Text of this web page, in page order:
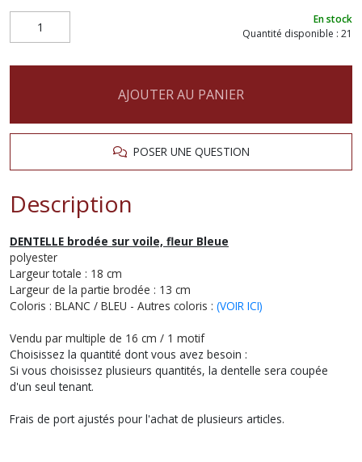
En stock
Quantité disponible : 21
AJOUTER AU PANIER
POSER UNE QUESTION
Description
DENTELLE brodée sur voile, fleur Bleue
polyester
Largeur totale : 18 cm
Largeur de la partie brodée : 13 cm
Coloris : BLANC / BLEU - Autres coloris : (VOIR ICI)
Vendu par multiple de 16 cm / 1 motif
Choisissez la quantité dont vous avez besoin :
Si vous choisissez plusieurs quantités, la dentelle sera coupée
d'un seul tenant.
Frais de port ajustés pour l'achat de plusieurs articles.